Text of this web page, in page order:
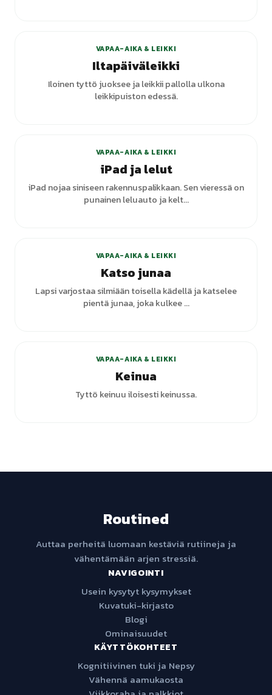
VAPAA-AIKA & LEIKKI
Iltapäiväleikki
Iloinen tyttö juoksee ja leikkii pallolla ulkona
leikkipuiston edessä.
VAPAA-AIKA & LEIKKI
iPad ja lelut
iPad nojaa siniseen rakennuspalikkaan. Sen vieressä on
punainen leluauto ja kelt...
VAPAA-AIKA & LEIKKI
Katso junaa
Lapsi varjostaa silmiään toisella kädellä ja katselee
pientä junaa, joka kulkee ...
VAPAA-AIKA & LEIKKI
Keinua
Tyttö keinuu iloisesti keinussa.
Routined
Auttaa perheitä luomaan kestäviä rutiineja ja
vähentämään arjen stressiä.
NAVIGOINTI
Usein kysytyt kysymykset
Kuvatuki-kirjasto
Blogi
Ominaisuudet
KÄYTTÖKOHTEET
Kognitiivinen tuki ja Nepsy
Vähennä aamukaosta